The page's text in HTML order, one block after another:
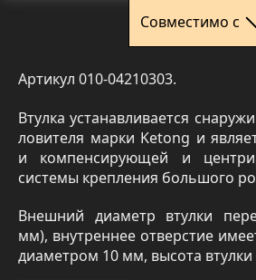
Совместимо с
Артикул 010-04210303.
Втулка устанавливается
ловителя марки Ketong и
и компенсирующей и
системы крепления большого
Внешний диаметр втулки
мм), внутреннее отверстие
диаметром 10 мм, высота